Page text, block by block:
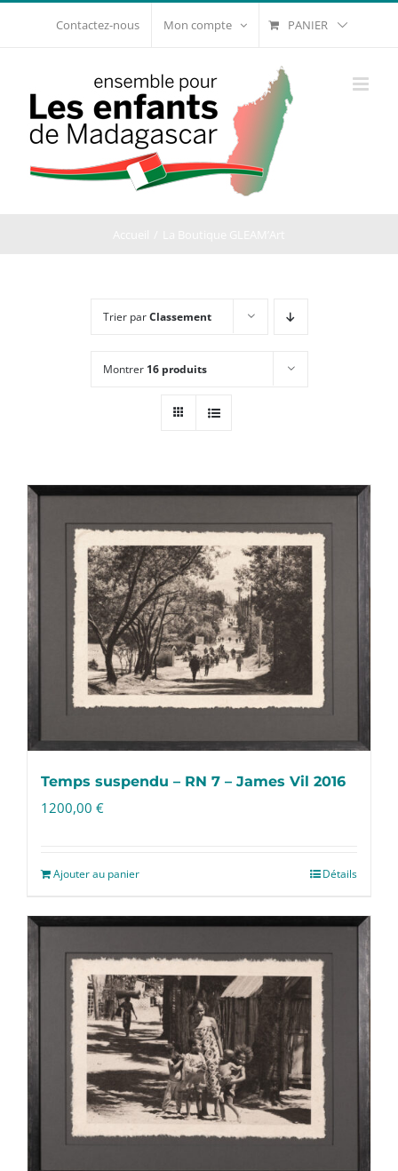
Contactez-nous Mon compte PANIER
Trier parClassement
Montrer 16 produits
Temps suspendu – RN 7 – James Vil 2016
1200,00 €
Ajouter au panier Détails